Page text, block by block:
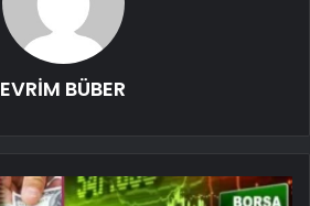
EVRİM BÜBER